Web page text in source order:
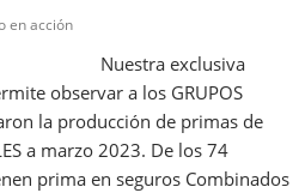
en acción
Nuestra exclusiva
observar a los GRUPOS
la producción de primas de
a marzo 2023. De los 74
prima en seguros Combinados